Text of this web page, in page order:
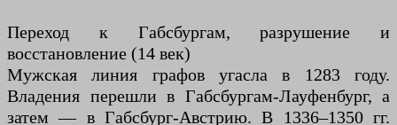
Переход к Габсбургам, разрушение и
восстановление (14 век)
Мужская линия графов угасла в 1283 году.
Владения перешли в Габсбургам-Лауфенбург, а
затем — в Габсбург-Австрию. В 1336–1350 гг.